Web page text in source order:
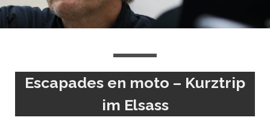
Escapades en moto – Kurztrip
im Elsass